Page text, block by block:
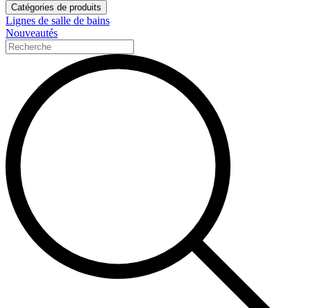
Catégories de produits
Lignes de salle de bains
Nouveautés